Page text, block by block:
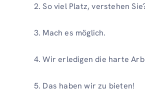
So viel Platz, verstehen
Mach es möglich.
Wir erledigen die harte
Das haben wir zu bieten!